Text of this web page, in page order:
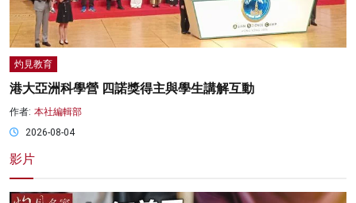
灼見教育
港大亞洲科學營 四諾獎得主與學生講解互動
作者: 本社編輯部
2026-08-04
影片